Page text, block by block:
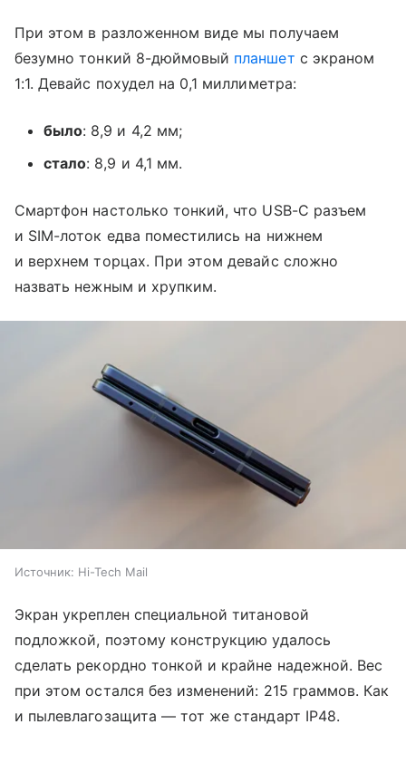
При этом в разложенном виде мы получаем
безумно тонкий 8-дюймовый планшет с экраном
1:1. Девайс похудел на 0,1 миллиметра:
было: 8,9 и 4,2 мм;
стало: 8,9 и 4,1 мм.
Смартфон настолько тонкий, что USB-C разъем
и SIM-лоток едва поместились на нижнем
и верхнем торцах. При этом девайс сложно
назвать нежным и хрупким.
Источник: Hi-Tech Mail
Экран укреплен специальной титановой
подложкой, поэтому конструкцию удалось
сделать рекордно тонкой и крайне надежной. Вес
при этом остался без изменений: 215 граммов. Как
и пылевлагозащита — тот же стандарт IP48.